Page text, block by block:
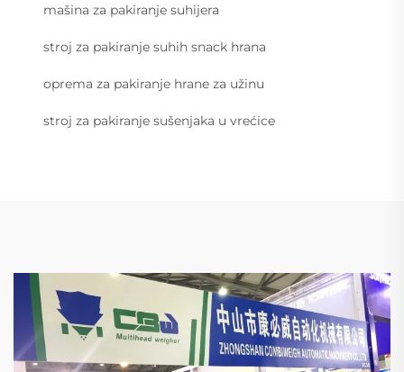
mašina za pakiranje suhijera
stroj za pakiranje suhih snack hrana
oprema za pakiranje hrane za užinu
stroj za pakiranje sušenjaka u vrećice